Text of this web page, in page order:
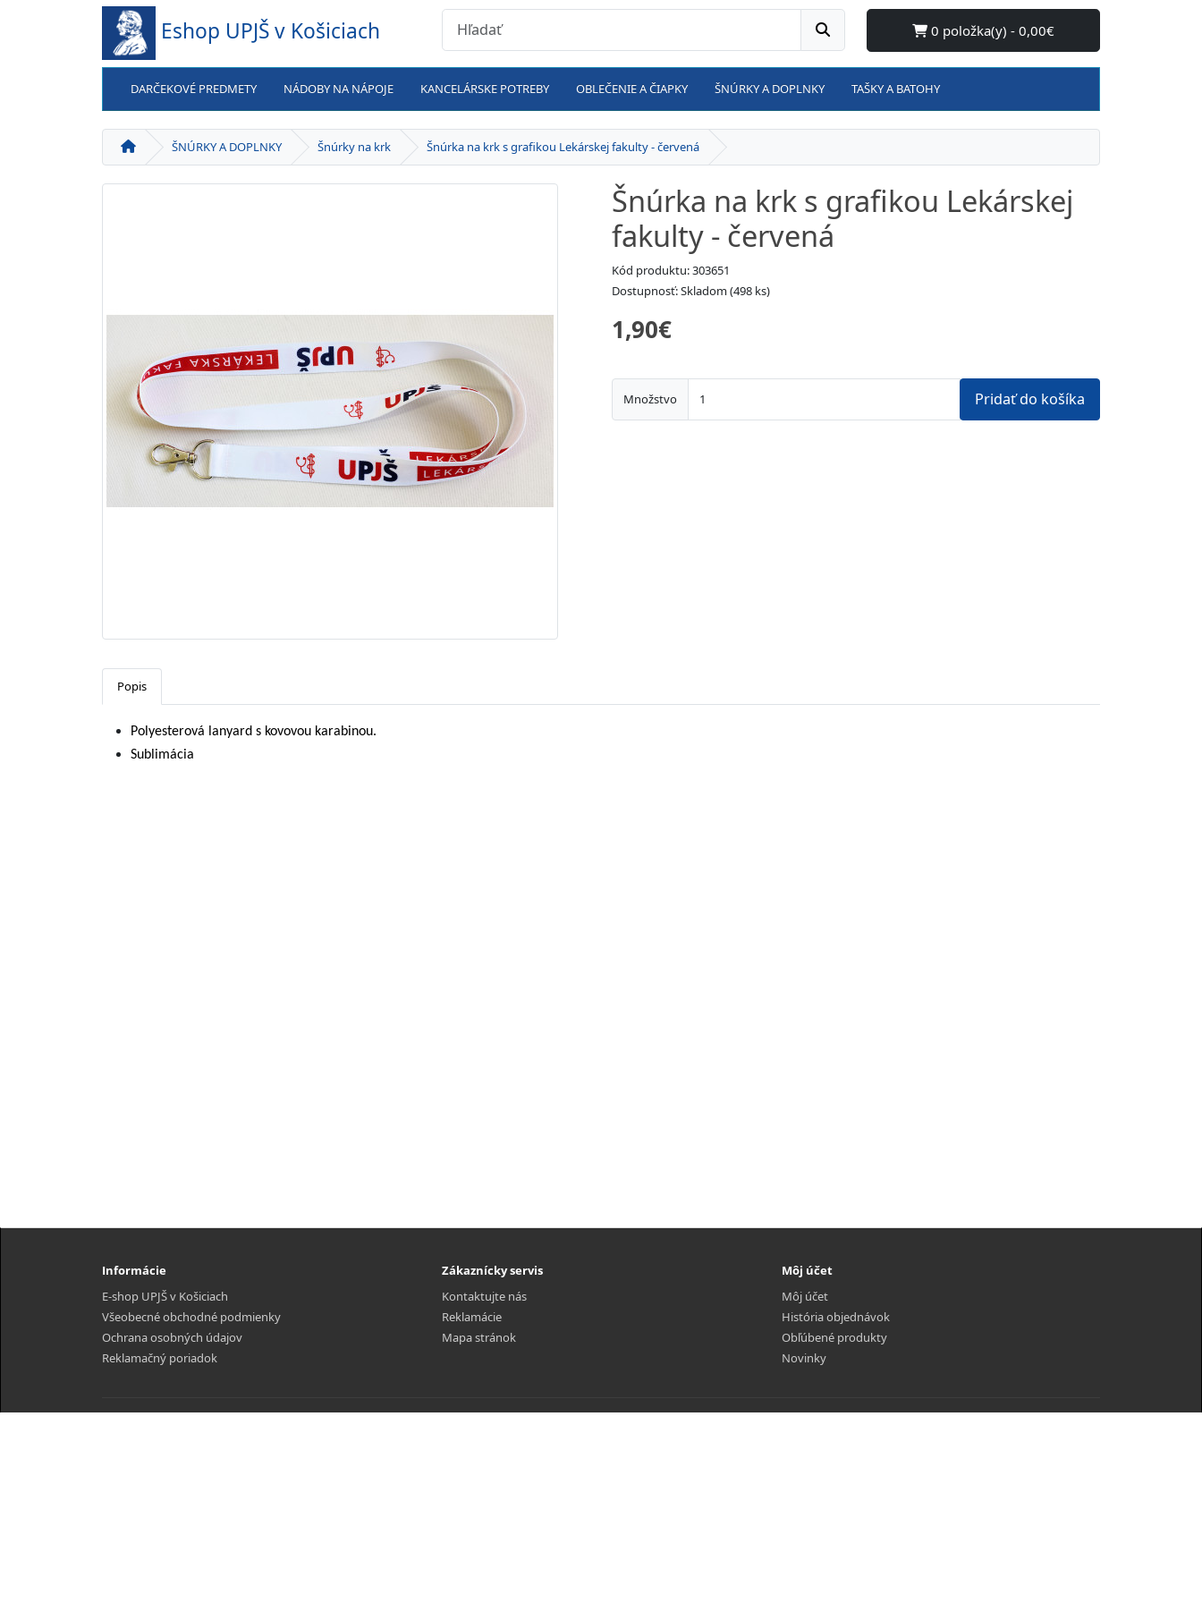
Eshop UPJŠ v Košiciach 0 položka(y) - 0,00€
DARČEKOVÉ PREDMETY NÁDOBY NA NÁPOJE KANCELÁRSKE POTREBY OBLEČENIE A ČIAPKY ŠNÚRKY A DOPLNKY TAŠKY A BATOHY
ŠNÚRKY A DOPLNKY Šnúrky na krk Šnúrka na krk s grafikou Lekárskej fakulty - červená
Šnúrka na krk s grafikou Lekárskej
fakulty - červená
Kód produktu: 303651
Dostupnosť: Skladom (498 ks)
1,90€
Množstvo Pridať do košíka
Popis
Polyesterová lanyard s kovovou karabinou.
Sublimácia
Informácie
E-shop UPJŠ v Košiciach
Všeobecné obchodné podmienky
Ochrana osobných údajov
Reklamačný poriadok
Zákaznícky servis
Kontaktujte nás
Reklamácie
Mapa stránok
Môj účet
Môj účet
História objednávok
Obľúbené produkty
Novinky